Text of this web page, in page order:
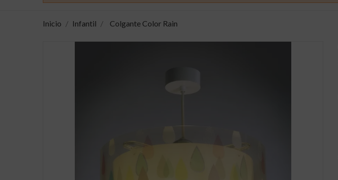
Inicio Infantil Colgante Color Rain